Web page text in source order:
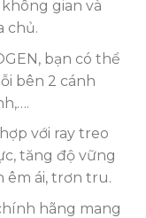
gian và
chủ.
bạn có thể
bên 2 cánh
với ray treo
tăng độ vững
êm ái, trơn tru.
hãng mang